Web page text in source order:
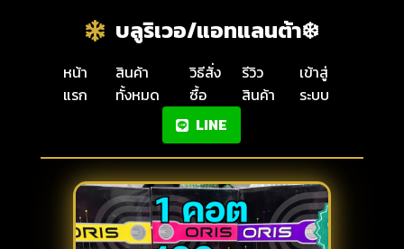
บลูริเวอ/แอทแลนต้า❄️
หน้า
แรก
สินค้า
ทั้งหมด
วิธีสั่ง
ซื้อ
รีวิว
สินค้า
เข้าสู่
ระบบ
LINE